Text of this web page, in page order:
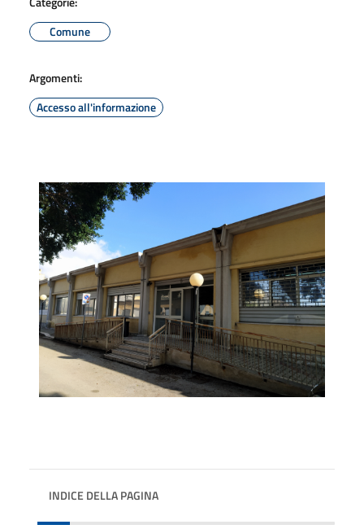
Comune
Argomenti:
Accesso all'informazione
INDICE DELLA PAGINA